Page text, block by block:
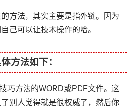
方法，其实主要是指外链。因为
己可以让技术操作的哈。
方法如下：
巧方法的WORD或PDF文件。这
别人觉得就是很权威了，然后你